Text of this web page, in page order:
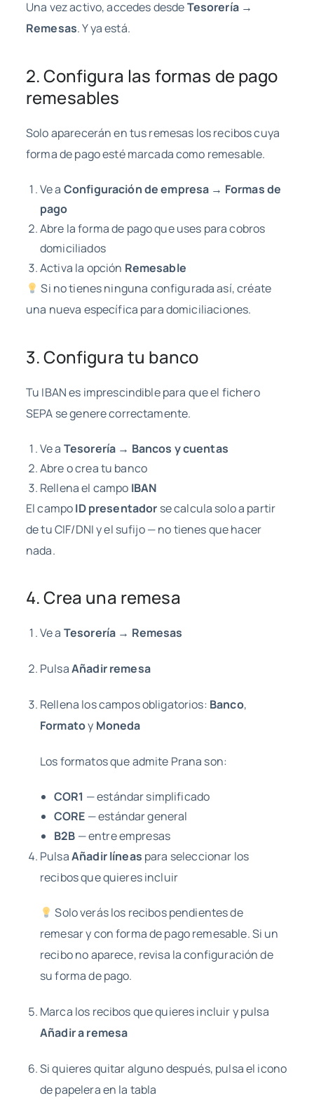
Una vez activo, accedes desdeTesorería →
Remesas. Y ya está.
2. Configura las formas de pago
remesables
Solo aparecerán en tus remesas los recibos cuya
forma de pago esté marcada como remesable.
Ve a Configuración de empresa → Formas de
pago
Abre la forma de pago que uses para cobros
domiciliados
Activa la opción Remesable
Si no tienes ninguna configurada así, créate
una nueva específica para domiciliaciones.
3. Configura tu banco
Tu IBAN es imprescindible para que el fichero
SEPA se genere correctamente.
Ve a Tesorería → Bancos y cuentas
Abre o crea tu banco
Rellena el campo IBAN
El campoID presentador se calcula solo a partir
de tu CIF/DNI y el sufijo — no tienes que hacer
nada.
4. Crea una remesa
Ve a Tesorería → Remesas
PulsaAñadir remesa
Rellena los campos obligatorios: Banco,
Formatoy Moneda
Los formatos que admite Prana son:
COR1 — estándar simplificado
CORE — estándar general
B2B — entre empresas
PulsaAñadir líneas para seleccionar los
recibos que quieres incluir
Solo verás los recibos pendientes de
remesar y con forma de pago remesable. Si un
recibo no aparece, revisa la configuración de
su forma de pago.
Marca los recibos que quieres incluir y pulsa
Añadir a remesa
Si quieres quitar alguno después, pulsa el icono
de papelera en la tabla